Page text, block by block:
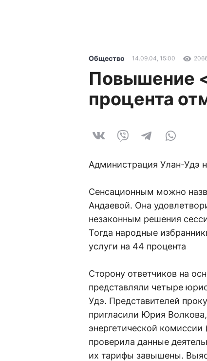
Общество 14.09.04, 15:00
Повышение
процента
Администрация Улан-Удэ
Сенсационным можно
Андаевой. Она
незаконным решения
Тогда народные
услуги на 44 процента
Сторону ответчиков на
представляли четыре
Удэ. Представителей
пригласили Юрия
энергетической
проверила данные
их тарифы завышены.